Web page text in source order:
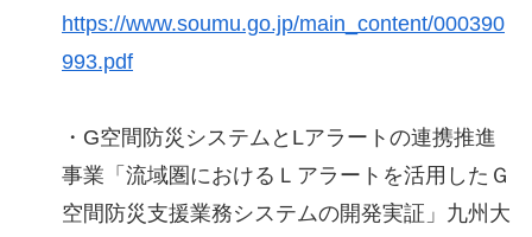
https://www.soumu.go.jp/main_content/000390
993.pdf
・G空間防災システムとLアラートの連携推進
事業「流域圏におけるＬアラートを活⽤したＧ
空間防災⽀援業務システムの開発実証」九州⼤